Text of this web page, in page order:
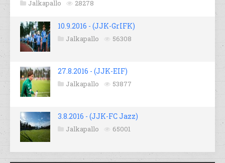
Jalkapallo 28278
10.9.2016 - (JJK-GrIFK)
Jalkapallo 56308
27.8.2016 - (JJK-EIF)
Jalkapallo 53877
3.8.2016 - (JJK-FC Jazz)
Jalkapallo 65001